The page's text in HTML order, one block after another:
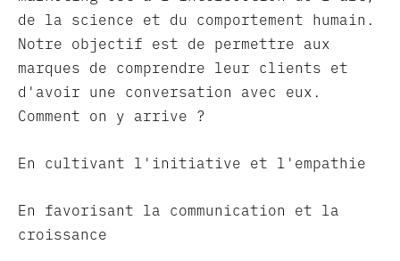
de la science et du comportement humain.
Notre objectif est de permettre aux
marques de comprendre leur clients et
d'avoir une conversation avec eux.
Comment on y arrive ?
En cultivant l'initiative et l'empathie
En favorisant la communication et la
croissance